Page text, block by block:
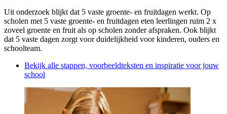
Uit onderzoek blijkt dat 5 vaste groente- en fruitdagen werkt. Op
scholen met 5 vaste groente- en fruitdagen eten leerlingen ruim 2 x
zoveel groente en fruit als op scholen zonder afspraken. Ook blijkt
dat 5 vaste dagen zorgt voor duidelijkheid voor kinderen, ouders en
schoolteam.
Bekijk alle stappen, voorbeeldteksten en inspiratie voor jouw
school